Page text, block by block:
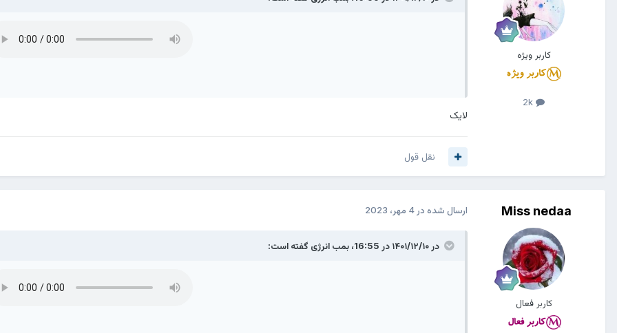
کاربر ویژه
لایک
نقل قول
Miss nedaa
کاربر فعال
ارسال شده در 4 مهر، 2023
در ۱۴۰۱/۱۲/۱۰ در 16:55، بمب انرژی گفته است: